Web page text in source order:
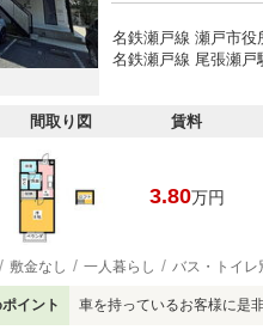
名鉄瀬戸線 瀬戸市役
名鉄瀬戸線 尾張瀬戸
間取り図 賃料
3.80万円
敷金なし 一人暮らし バス・トイレ
イント 車を持っているお客様に是